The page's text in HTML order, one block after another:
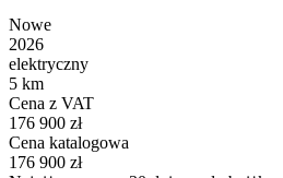
Nowe
2026
elektryczny
5 km
Cena z VAT
176 900 zł
Cena katalogowa
176 900 zł